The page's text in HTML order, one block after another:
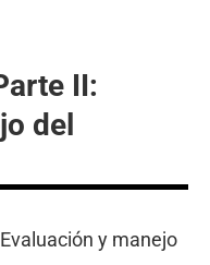
II:
del